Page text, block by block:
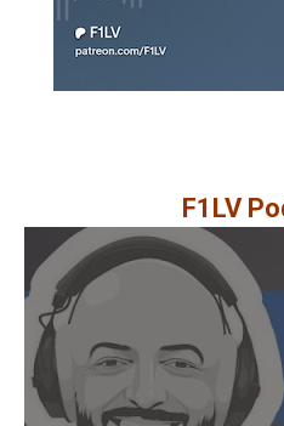
F1LV